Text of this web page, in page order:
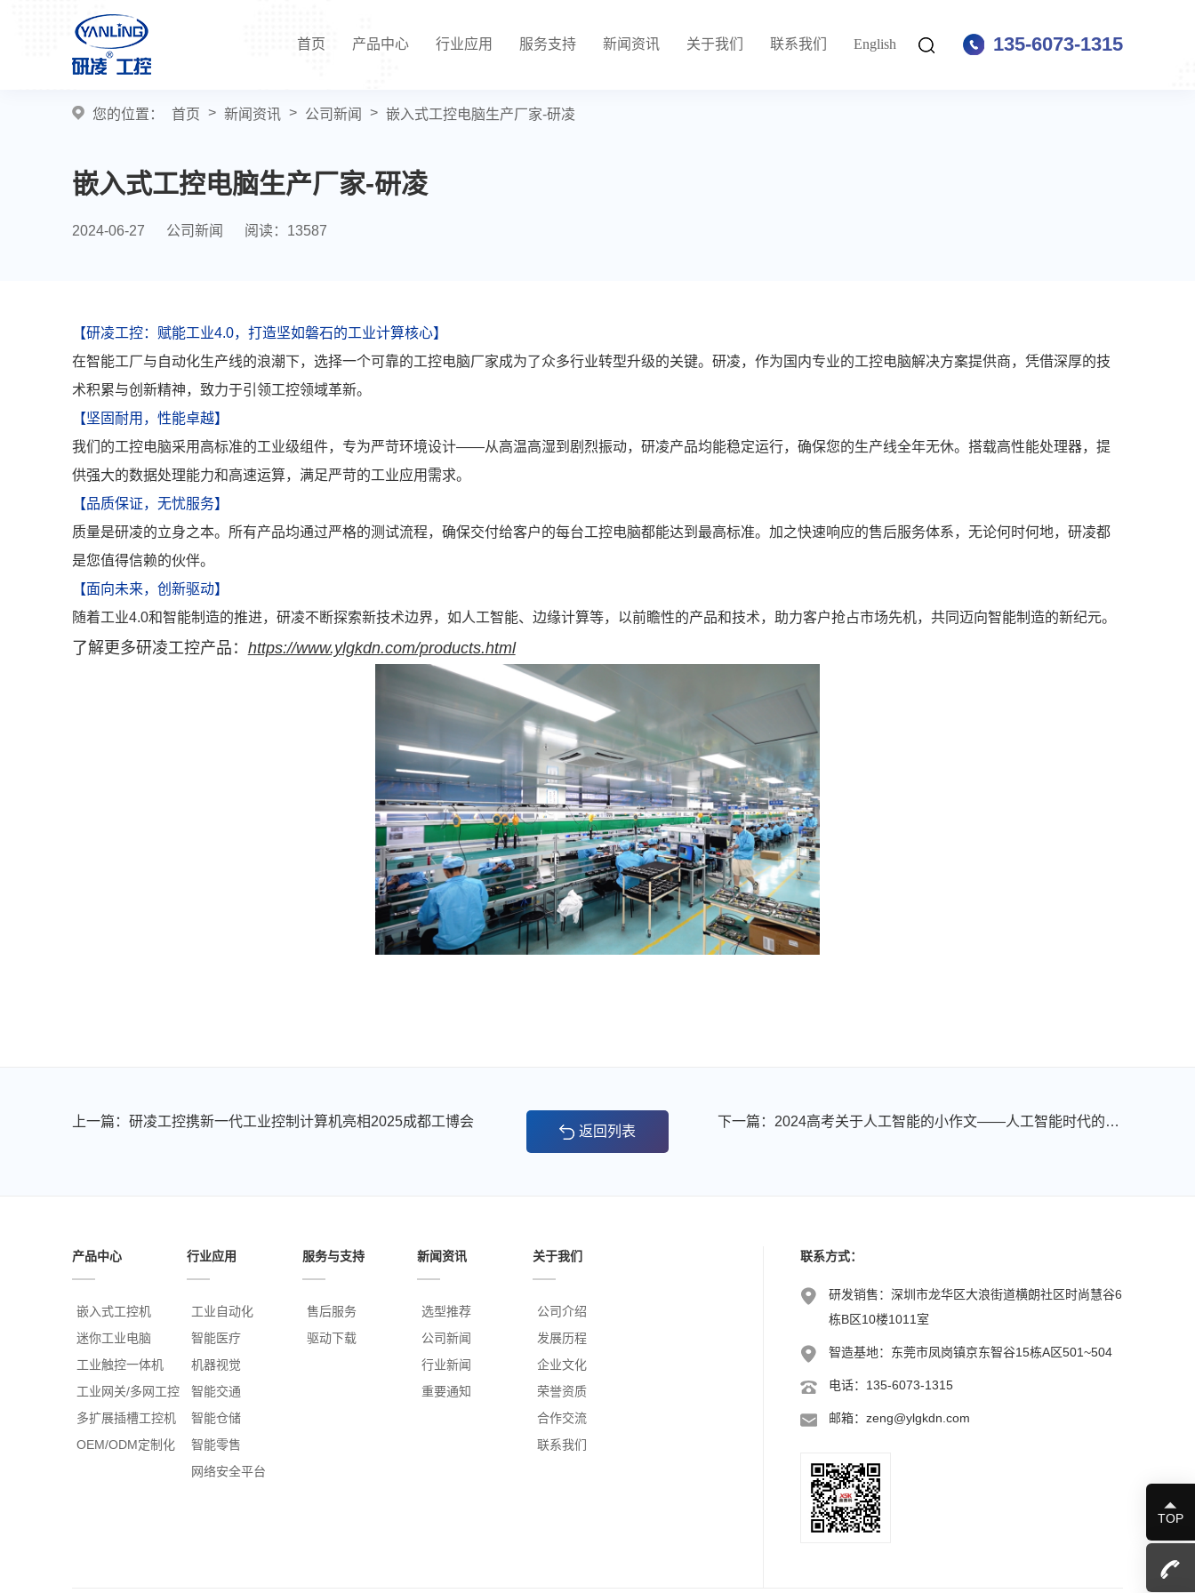
首页 产品中心 行业应用 服务支持 新闻资讯 关于我们 联系我们 English 135-6073-1315
TOP
您的位置： 首页 > 新闻资讯 > 公司新闻 > 嵌入式工控电脑生产厂家-研凌
嵌入式工控电脑生产厂家-研凌
2024-06-27 公司新闻 阅读：13587
【研凌工控：赋能工业4.0，打造坚如磐石的工业计算核心】
在智能工厂与自动化生产线的浪潮下，选择一个可靠的工控电脑厂家成为了众多行业转型升级的关键。研凌，作为国内专业的工控电脑解决方案提供商，凭借深厚的技
术积累与创新精神，致力于引领工控领域革新。
【坚固耐用，性能卓越】
我们的工控电脑采用高标准的工业级组件，专为严苛环境设计——从高温高湿到剧烈振动，研凌产品均能稳定运行，确保您的生产线全年无休。搭载高性能处理器，提
供强大的数据处理能力和高速运算，满足严苛的工业应用需求。
【品质保证，无忧服务】
质量是研凌的立身之本。所有产品均通过严格的测试流程，确保交付给客户的每台工控电脑都能达到最高标准。加之快速响应的售后服务体系，无论何时何地，研凌都
是您值得信赖的伙伴。
【面向未来，创新驱动】
随着工业4.0和智能制造的推进，研凌不断探索新技术边界，如人工智能、边缘计算等，以前瞻性的产品和技术，助力客户抢占市场先机，共同迈向智能制造的新纪元。
了解更多研凌工控产品： https://www.ylgkdn.com/products.html
上一篇：​研凌工控携新一代工业控制计算机亮相2025成都工博会 下一篇：2024高考关于人工智能的小作文——人工智能时代的问答之思
返回列表
产品中心
嵌入式工控机
迷你工业电脑
工业触控一体机
工业网关/多网工控
多扩展插槽工控机
OEM/ODM定制化
行业应用
工业自动化
智能医疗
机器视觉
智能交通
智能仓储
智能零售
网络安全平台
服务与支持
售后服务
驱动下载
新闻资讯
选型推荐
公司新闻
行业新闻
重要通知
关于我们
公司介绍
发展历程
企业文化
荣誉资质
合作交流
联系我们
联系方式：
研发销售：深圳市龙华区大浪街道横朗社区时尚慧谷6
栋B区10楼1011室
智造基地：东莞市凤岗镇京东智谷15栋A区501~504
电话：135-6073-1315
邮箱：zeng@ylgkdn.com